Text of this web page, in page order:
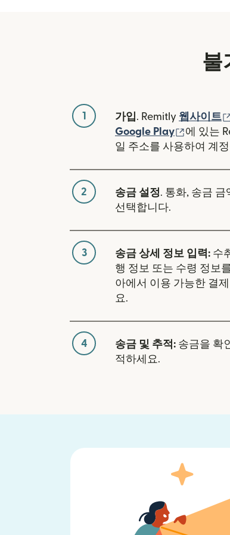
불
1 가입. Remitly 웹사이트
Google Play
(새 창에
에 있는
일 주소를 사용하여 계
2 송금 설정. 통화, 송금 금
선택합니다.
3 송금 상세 정보 입력: 수
행 정보 또는 수령 정보
아에서 이용 가능한 결
요.
4 송금 및 추적: 송금을 확
적하세요.